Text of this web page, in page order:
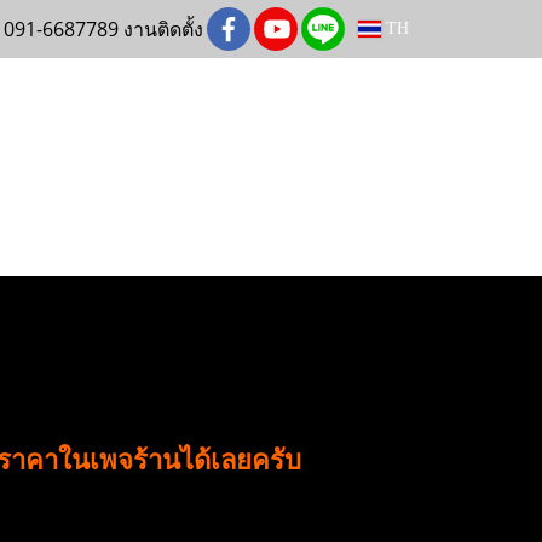
6687789 งานติดตั้ง TH
คาในเพจร้านได้เลยครับ